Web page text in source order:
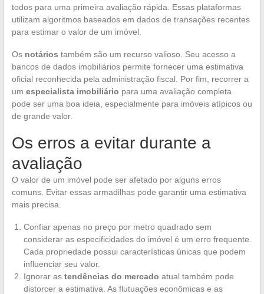
todos para uma primeira avaliação rápida. Essas plataformas
utilizam algoritmos baseados em dados de transações recentes
para estimar o valor de um imóvel.
Os notários também são um recurso valioso. Seu acesso a
bancos de dados imobiliários permite fornecer uma estimativa
oficial reconhecida pela administração fiscal. Por fim, recorrer a
um especialista imobiliário para uma avaliação completa
pode ser uma boa ideia, especialmente para imóveis atípicos ou
de grande valor.
Os erros a evitar durante a
avaliação
O valor de um imóvel pode ser afetado por alguns erros
comuns. Evitar essas armadilhas pode garantir uma estimativa
mais precisa.
Confiar apenas no preço por metro quadrado sem
considerar as especificidades do imóvel é um erro frequente.
Cada propriedade possui características únicas que podem
influenciar seu valor.
Ignorar as tendências do mercado atual também pode
distorcer a estimativa. As flutuações econômicas e as